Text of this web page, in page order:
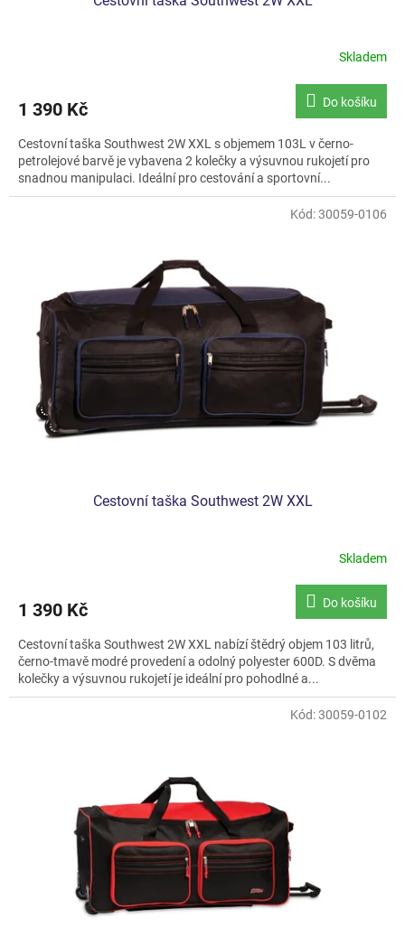
je
z
5
hvězdiček.
Skladem
1 390 Kč Do košíku
Cestovní taška Southwest 2W XXL s objemem 103L v černo-
petrolejové barvě je vybavena 2 kolečky a výsuvnou rukojetí pro
snadnou manipulaci. Ideální pro cestování a sportovní...
Cestovní taška Southwest 2W XXL
Skladem
1 390 Kč Do košíku
Cestovní taška Southwest 2W XXL nabízí štědrý objem 103 litrů,
černo-tmavě modré provedení a odolný polyester 600D. S dvěma
kolečky a výsuvnou rukojetí je ideální pro pohodlné a...
Kód:30059-0106
Kód:30059-0102